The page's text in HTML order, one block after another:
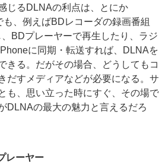
じるDLNAの利点は、とにか
も、例えばBDレコーダの録画番組
BDプレーヤーで再生したり、ラジ
に同期・転送すれば、DLNAを
きる。だがその場合、どうしてもコ
だすメディアなどが必要になる。サ
も、思い立った時にすぐ、その場で
DLNAの最大の魅力と言えるだろ
レーヤー